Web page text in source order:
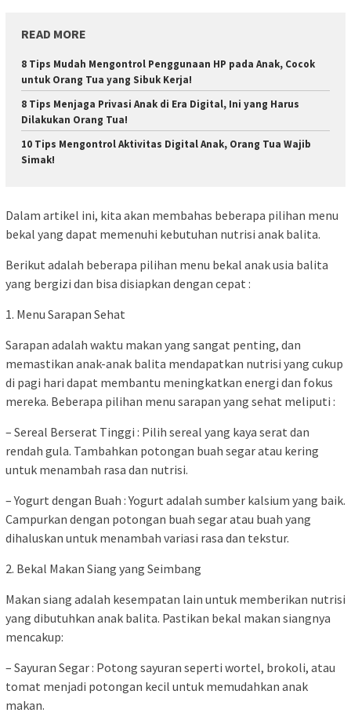
READ MORE
8 Tips Mudah Mengontrol Penggunaan HP pada Anak, Cocok
untuk Orang Tua yang Sibuk Kerja!
8 Tips Menjaga Privasi Anak di Era Digital, Ini yang Harus
Dilakukan Orang Tua!
10 Tips Mengontrol Aktivitas Digital Anak, Orang Tua Wajib
Simak!
Dalam artikel ini, kita akan membahas beberapa pilihan menu
bekal yang dapat memenuhi kebutuhan nutrisi anak balita.
Berikut adalah beberapa pilihan menu bekal anak usia balita
yang bergizi dan bisa disiapkan dengan cepat :
1. Menu Sarapan Sehat
Sarapan adalah waktu makan yang sangat penting, dan
memastikan anak-anak balita mendapatkan nutrisi yang cukup
di pagi hari dapat membantu meningkatkan energi dan fokus
mereka. Beberapa pilihan menu sarapan yang sehat meliputi :
– Sereal Berserat Tinggi : Pilih sereal yang kaya serat dan
rendah gula. Tambahkan potongan buah segar atau kering
untuk menambah rasa dan nutrisi.
– Yogurt dengan Buah : Yogurt adalah sumber kalsium yang baik.
Campurkan dengan potongan buah segar atau buah yang
dihaluskan untuk menambah variasi rasa dan tekstur.
2. Bekal Makan Siang yang Seimbang
Makan siang adalah kesempatan lain untuk memberikan nutrisi
yang dibutuhkan anak balita. Pastikan bekal makan siangnya
mencakup:
– Sayuran Segar : Potong sayuran seperti wortel, brokoli, atau
tomat menjadi potongan kecil untuk memudahkan anak
makan.